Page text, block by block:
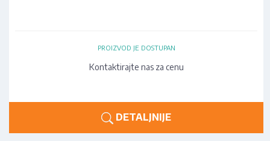
PROIZVOD JE DOSTUPAN
Kontaktirajte nas za cenu
DETALJNIJE